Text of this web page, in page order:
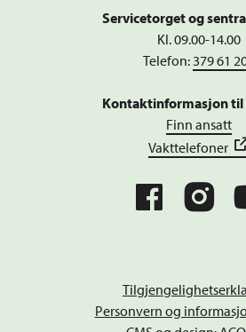
Servicetorget og
Kl. 09.00-14.00
Telefon:379 61
Kontaktinformasjon til
Finn ansatt
Vakttelefoner
Personvern og